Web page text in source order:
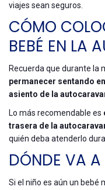
viajes sean seguros.
CÓMO
BEBÉ EN LA
Recuerda que durante la
permanecer sentando
asiento de la
Lo más recomendable es
trasera de la
quién deba atenderlo
DÓNDE VA A
Si el niño es aún un bebé